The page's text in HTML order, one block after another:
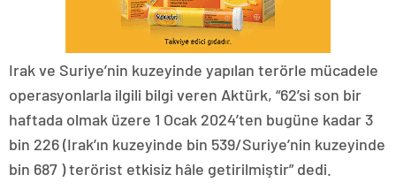
Irak ve Suriye’nin kuzeyinde yapılan terörle mücadele
operasyonlarla ilgili bilgi veren Aktürk, “62’si son bir
haftada olmak üzere 1 Ocak 2024’ten bugüne kadar 3
bin 226 (Irak’ın kuzeyinde bin 539/Suriye’nin kuzeyinde
bin 687 ) terörist etkisiz hâle getirilmiştir” dedi.